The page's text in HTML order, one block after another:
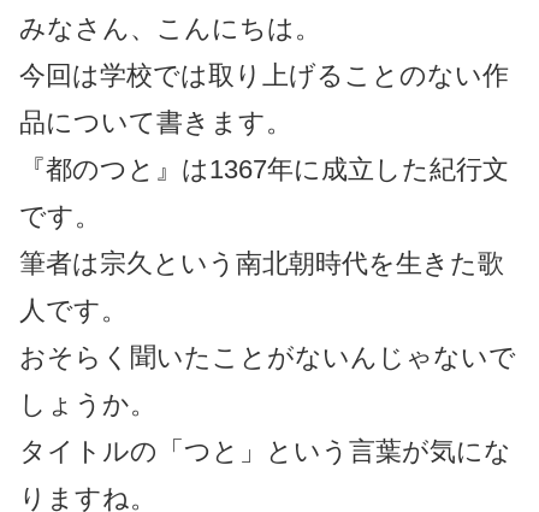
みなさん、こんにちは。
今回は学校では取り上げることのない作
品について書きます。
『都のつと』は1367年に成立した紀行文
です。
筆者は宗久という南北朝時代を生きた歌
人です。
おそらく聞いたことがないんじゃないで
しょうか。
タイトルの「つと」という言葉が気にな
りますね。